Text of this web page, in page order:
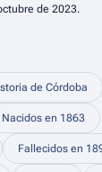
de 2023.
de Córdoba
Nacidos en 1863
Fallecidos en